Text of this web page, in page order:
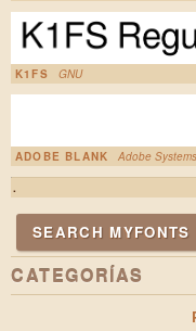
K1FS GNU
ADOBE BLANK Adobe
.
SEARCH
CATEGORÍAS